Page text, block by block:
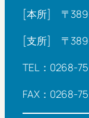
[本所] 〒389-
[支所] 〒
TEL：0268-
FAX：0268-